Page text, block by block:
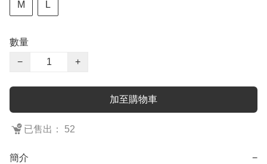
M L
數量
−
+
加至購物車
已售出： 52
簡介 −